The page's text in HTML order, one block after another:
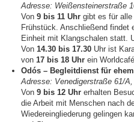
Adresse: Weißensteinerstraße
Von 9 bis 11 Uhr gibt es für
Frühstück. Anschließend findet
Einheit mit Klangschalen statt.
Von 14.30 bis 17.30 Uhr ist
von 17 bis 18 Uhr ein
Odós – Begleitdienst für
Adresse: Venedigerstraße 61/
Von 9 bis 12 Uhr erhalten
die Arbeit mit Menschen nach
Wiedereingliederung gelingen